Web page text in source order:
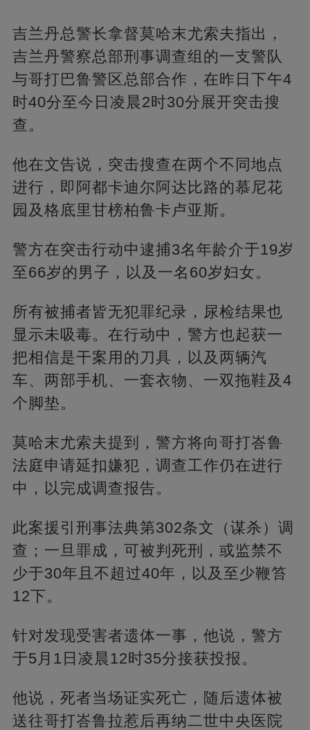
吉兰丹总警长拿督莫哈末尤索夫指出，
吉兰丹警察总部刑事调查组的一支警队
与哥打巴鲁警区总部合作，在昨日下午4
时40分至今日凌晨2时30分展开突击搜
查。
他在文告说，突击搜查在两个不同地点
进行，即阿都卡迪尔阿达比路的慕尼花
园及格底里甘榜柏鲁卡卢亚斯。
警方在突击行动中逮捕3名年龄介于19岁
至66岁的男子，以及一名60岁妇女。
所有被捕者皆无犯罪纪录，尿检结果也
显示未吸毒。在行动中，警方也起获一
把相信是干案用的刀具，以及两辆汽
车、两部手机、一套衣物、一双拖鞋及4
个脚垫。
莫哈末尤索夫提到，警方将向哥打峇鲁
法庭申请延扣嫌犯，调查工作仍在进行
中，以完成调查报告。
此案援引刑事法典第302条文（谋杀）调
查；一旦罪成，可被判死刑，或监禁不
少于30年且不超过40年，以及至少鞭笞
12下。
针对发现受害者遗体一事，他说，警方
于5月1日凌晨12时35分接获投报。
他说，死者当场证实死亡，随后遗体被
送往哥打峇鲁拉惹后再纳二世中央医院